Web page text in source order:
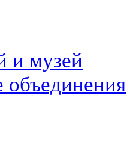
и музей
объединения